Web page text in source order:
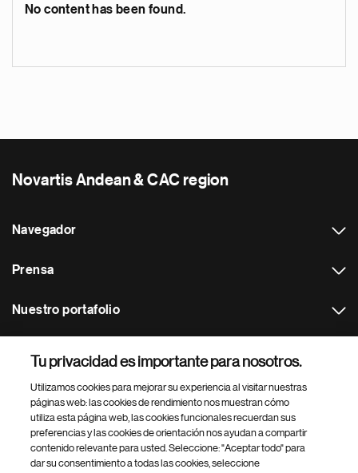
No content has been found.
Novartis Andean & CAC region
Navegador
Prensa
Nuestro portafolio
Footer Site Search
Tu privacidad es importante para nosotros.
Utilizamos cookies para mejorar su experiencia al visitar nuestras
páginas web: las cookies de rendimiento nos muestran cómo
utiliza esta página web, las cookies funcionales recuerdan sus
preferencias y las cookies de orientación nos ayudan a compartir
contenido relevante para usted. Seleccione: "Aceptar todo" para
dar su consentimiento a todas las cookies, seleccione